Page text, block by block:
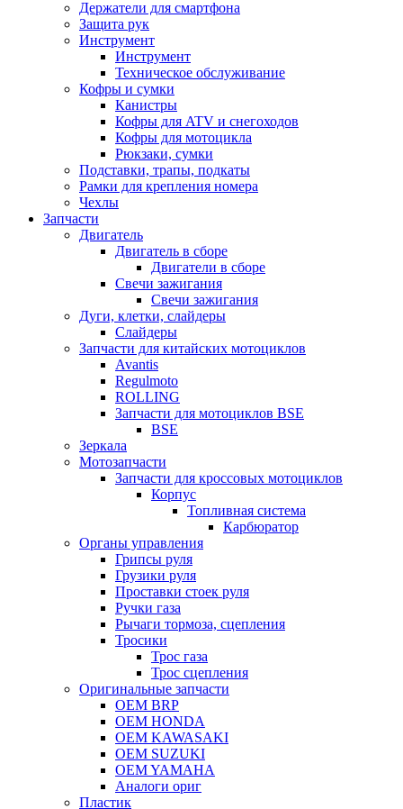
Держатели для смартфона
Защита рук
Инструмент
Инструмент
Техническое обслуживание
Кофры и сумки
Канистры
Кофры для ATV и снегоходов
Кофры для мотоцикла
Рюкзаки, сумки
Подставки, трапы, подкаты
Рамки для крепления номера
Чехлы
Запчасти
Двигатель
Двигатель в сборе
Двигатели в сборе
Свечи зажигания
Свечи зажигания
Дуги, клетки, слайдеры
Слайдеры
Запчасти для китайских мотоциклов
Avantis
Regulmoto
ROLLING
Запчасти для мотоциклов BSE
BSE
Зеркала
Мотозапчасти
Запчасти для кроссовых мотоциклов
Корпус
Топливная система
Карбюратор
Органы управления
Грипсы руля
Грузики руля
Проставки стоек руля
Ручки газа
Рычаги тормоза, сцепления
Тросики
Трос газа
Трос сцепления
Оригинальные запчасти
OEM BRP
OEM HONDA
OEM KAWASAKI
OEM SUZUKI
OEM YAMAHA
Аналоги ориг
Пластик